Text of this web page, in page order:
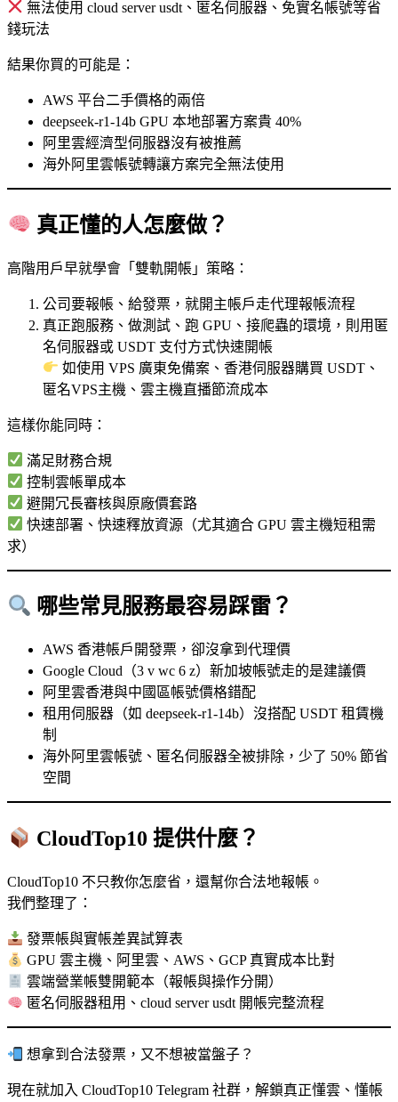
無法使用 cloud server usdt、匿名伺服器、免實名帳號等省
錢玩法
結果你買的可能是：
AWS 平台二手價格的兩倍
deepseek-r1-14b GPU 本地部署方案貴 40%
阿里雲經濟型伺服器沒有被推薦
海外阿里雲帳號轉讓方案完全無法使用
真正懂的人怎麼做？
高階用戶早就學會「雙軌開帳」策略：
公司要報帳、給發票，就開主帳戶走代理報帳流程
真正跑服務、做測試、跑 GPU、接爬蟲的環境，則用匿
名伺服器或 USDT 支付方式快速開帳
如使用 VPS 廣東免備案、香港伺服器購買 USDT、
匿名VPS主機、雲主機直播節流成本
這樣你能同時：
滿足財務合規
控制雲帳單成本
避開冗長審核與原廠價套路
快速部署、快速釋放資源（尤其適合 GPU 雲主機短租需
求）
哪些常見服務最容易踩雷？
AWS 香港帳戶開發票，卻沒拿到代理價
Google Cloud（3 v wc 6 z）新加坡帳號走的是建議價
阿里雲香港與中國區帳號價格錯配
租用伺服器（如 deepseek-r1-14b）沒搭配 USDT 租賃機
制
海外阿里雲帳號、匿名伺服器全被排除，少了 50% 節省
空間
CloudTop10 提供什麼？
CloudTop10 不只教你怎麼省，還幫你合法地報帳。
我們整理了：
發票帳與實帳差異試算表
GPU 雲主機、阿里雲、AWS、GCP 真實成本比對
雲端營業帳雙開範本（報帳與操作分開）
匿名伺服器租用、cloud server usdt 開帳完整流程
想拿到合法發票，又不想被當盤子？
現在就加入 CloudTop10 Telegram 社群，解鎖真正懂雲、懂帳